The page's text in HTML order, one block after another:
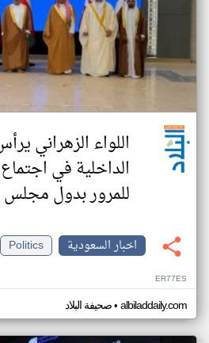
اللواء الزهراني
الداخلية في
للمرور بدول مجلس
اخبار السعودية
Politics
ER77ES
صحيفة البلاد• albiladdaily.com